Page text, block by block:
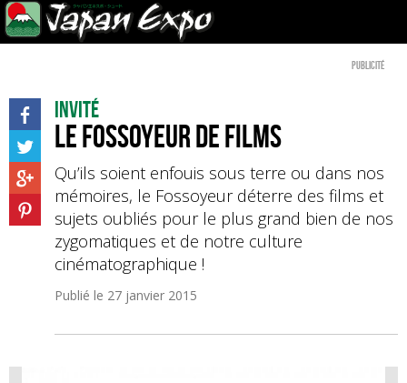
Publicité
Invité
Le Fossoyeur de Films
Qu’ils soient enfouis sous terre ou dans nos
mémoires, le Fossoyeur déterre des films et
sujets oubliés pour le plus grand bien de nos
zygomatiques et de notre culture
cinématographique !
Publié le 27 janvier 2015